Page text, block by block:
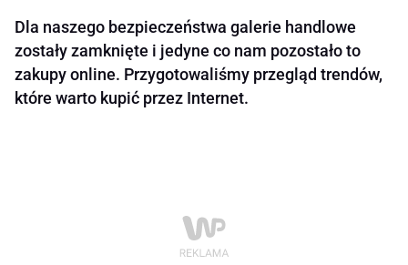
Dla naszego bezpieczeństwa galerie handlowe
zostały zamknięte i jedyne co nam pozostało to
zakupy online. Przygotowaliśmy przegląd trendów,
które warto kupić przez Internet.